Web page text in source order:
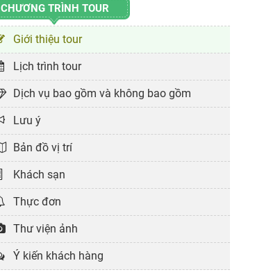
CHƯƠNG TRÌNH TOUR
Giới thiệu tour
Lịch trình tour
Dịch vụ bao gồm và không bao gồm
Lưu ý
Bản đồ vị trí
Khách sạn
Thực đơn
Thư viện ảnh
Ý kiến khách hàng